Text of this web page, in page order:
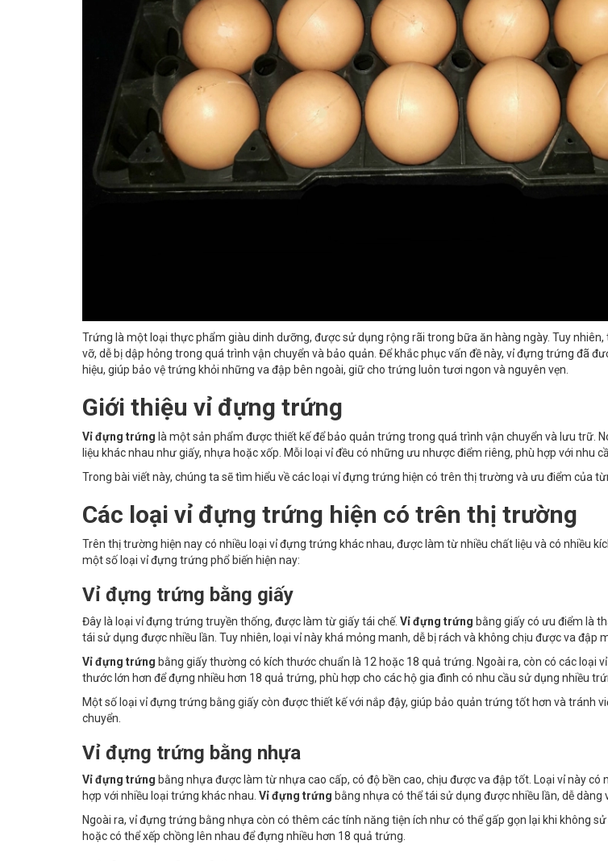
Trứng là một loại thực phẩm giàu dinh dưỡng, được sử dụng rộng rãi trong bữa ăn hàng ngày. Tuy
vỡ, dễ bị dập hỏng trong quá trình vận chuyển và bảo quản. Để khắc phục vấn đề này, vỉ đựng trứng đã
hiệu, giúp bảo vệ trứng khỏi những va đập bên ngoài, giữ cho trứng luôn tươi ngon và nguyên vẹn.
Giới thiệu vỉ đựng trứng
Vỉ đựng trứng là một sản phẩm được thiết kế để bảo quản trứng trong quá trình vận chuyển và lưu trữ.
liệu khác nhau như giấy, nhựa hoặc xốp. Mỗi loại vỉ đều có những ưu nhược điểm riêng, phù hợp với nhu
Trong bài viết này, chúng ta sẽ tìm hiểu về các loại vỉ đựng trứng hiện có trên thị trường và ưu điểm của
Các loại vỉ đựng trứng hiện có trên thị trường
Trên thị trường hiện nay có nhiều loại vỉ đựng trứng khác nhau, được làm từ nhiều chất liệu và có nhiều
một số loại vỉ đựng trứng phổ biến hiện nay:
Vỉ đựng trứng bằng giấy
Đây là loại vỉ đựng trứng truyền thống, được làm từ giấy tái chế. Vỉ đựng trứng bằng giấy có ưu điểm là
tái sử dụng được nhiều lần. Tuy nhiên, loại vỉ này khá mỏng manh, dễ bị rách và không chịu được va đập
Vỉ đựng trứng bằng giấy thường có kích thước chuẩn là 12 hoặc 18 quả trứng. Ngoài ra, còn có các loại
thước lớn hơn để đựng nhiều hơn 18 quả trứng, phù hợp cho các hộ gia đình có nhu cầu sử dụng nhiều
Một số loại vỉ đựng trứng bằng giấy còn được thiết kế với nắp đậy, giúp bảo quản trứng tốt hơn và tránh
chuyển.
Vỉ đựng trứng bằng nhựa
Vỉ đựng trứng bằng nhựa được làm từ nhựa cao cấp, có độ bền cao, chịu được va đập tốt. Loại vỉ này có
hợp với nhiều loại trứng khác nhau. Vỉ đựng trứng bằng nhựa có thể tái sử dụng được nhiều lần, dễ dàng
Ngoài ra, vỉ đựng trứng bằng nhựa còn có thêm các tính năng tiện ích như có thể gấp gọn lại khi không
hoặc có thể xếp chồng lên nhau để đựng nhiều hơn 18 quả trứng.